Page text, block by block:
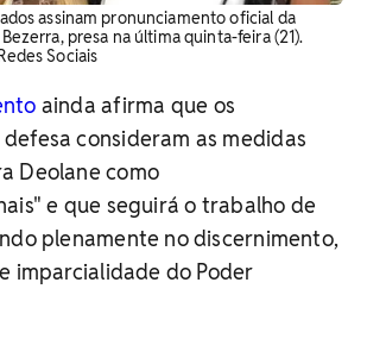
assinam pronunciamento oficial da
presa na última quinta-feira (21).
Sociais
ainda afirma que os
consideram as medidas
Deolane como
e que seguirá o trabalho de
plenamente no discernimento,
imparcialidade do Poder